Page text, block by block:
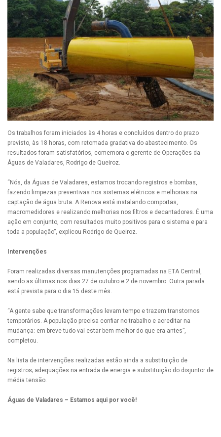
Os trabalhos foram iniciados às 4 horas e concluídos dentro do prazo
previsto, às 18 horas, com retomada gradativa do abastecimento. Os
resultados foram satisfatórios, comemora o gerente de Operações da
Águas de Valadares, Rodrigo de Queiroz.
“Nós, da Águas de Valadares, estamos trocando registros e bombas,
fazendo limpezas preventivas nos sistemas elétricos e melhorias na
captação de água bruta. A Renova está instalando comportas,
macromedidores e realizando melhorias nos filtros e decantadores. É uma
ação em conjunto, com resultados muito positivos para o sistema e para
toda a população”, explicou Rodrigo de Queiroz.
Intervenções
Foram realizadas diversas manutenções programadas na ETA Central,
sendo as últimas nos dias 27 de outubro e 2 de novembro. Outra parada
está prevista para o dia 15 deste mês.
“A gente sabe que transformações levam tempo e trazem transtornos
temporários. A população precisa confiar no trabalho e acreditar na
mudança: em breve tudo vai estar bem melhor do que era antes”,
completou.
Na lista de intervenções realizadas estão ainda a substituição de
registros; adequações na entrada de energia e substituição do disjuntor de
média tensão.
Águas de Valadares – Estamos aqui por você!